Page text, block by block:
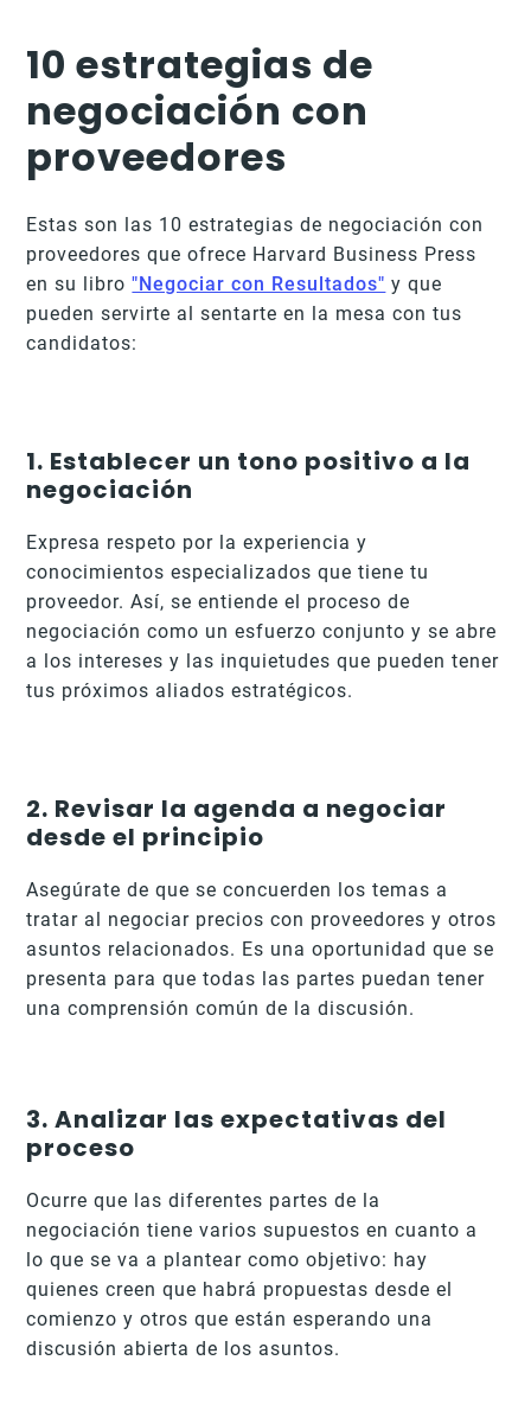
10 estrategias de
negociación con
proveedores
Estas son las 10 estrategias de negociación con
proveedores que ofrece Harvard Business Press
en su libro"Negociar con Resultados" y que
pueden servirte al sentarte en la mesa con tus
candidatos:
1. Establecer un tono positivo a la
negociación
Expresa respeto por la experiencia y
conocimientos especializados que tiene tu
proveedor. Así, se entiende el proceso de
negociación como un esfuerzo conjunto y se abre
a los intereses y las inquietudes que pueden tener
tus próximos aliados estratégicos.
2. Revisar la agenda a negociar
desde el principio
Asegúrate de que se concuerden los temas a
tratar al negociar precios con proveedores y otros
asuntos relacionados. Es una oportunidad que se
presenta para que todas las partes puedan tener
una comprensión común de la discusión.
3. Analizar las expectativas del
proceso
Ocurre que las diferentes partes de la
negociación tiene varios supuestos en cuanto a
lo que se va a plantear como objetivo: hay
quienes creen que habrá propuestas desde el
comienzo y otros que están esperando una
discusión abierta de los asuntos.